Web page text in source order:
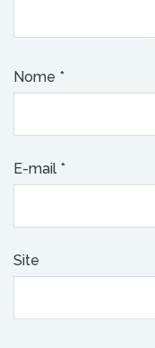
Nome *
E-mail *
Site